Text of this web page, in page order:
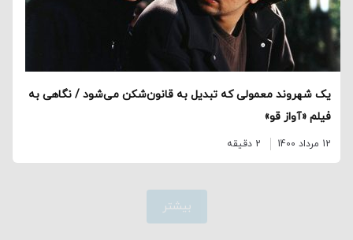
یک شهروند معمولی که تبدیل به قانون‌شکن می‌شود / نگاهی به
فیلم «آواز قو»
12 مرداد 1400 2 دقیقه
بیشتر